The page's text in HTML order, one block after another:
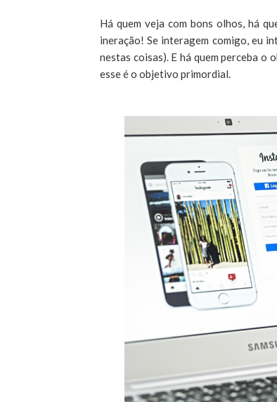
Há quem veja com bons olhos, há
ineração! Se interagem comigo, eu
nestas coisas). E há quem perceba o
esse é o objetivo primordial.